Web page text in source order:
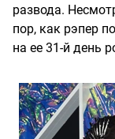
развода.
пор, как рэпер
на ее 31-й день